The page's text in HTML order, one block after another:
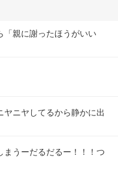
「親に謝ったほうがいい
ニヤしてるから静かに出
まうーだるだるー！！！つ